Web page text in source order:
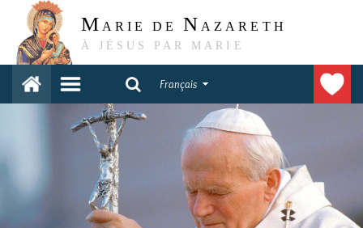
M ARIE DE N AZARETH
À JÉSUS PAR MARIE
Français